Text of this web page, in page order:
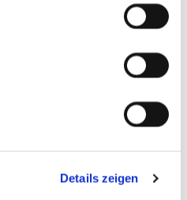
Details zeigen